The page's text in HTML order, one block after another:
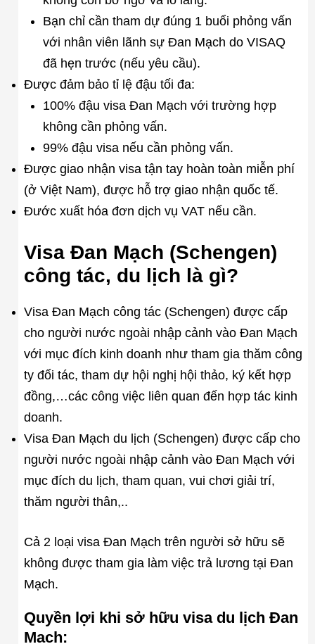
Bạn chỉ cần tham dự đúng 1 buổi phỏng vấn
với nhân viên lãnh sự Đan Mạch do VISAQ
đã hẹn trước (nếu yêu cầu).
Được đảm bảo tỉ lệ đậu tối đa:
100% đậu visa Đan Mạch với trường hợp
không cần phỏng vấn.
99% đậu visa nếu cần phỏng vấn.
Được giao nhận visa tận tay hoàn toàn miễn phí
(ở Việt Nam), được hỗ trợ giao nhận quốc tế.
Đước xuất hóa đơn dịch vụ VAT nếu cần.
Visa Đan Mạch (Schengen)
công tác, du lịch là gì?
Visa Đan Mạch công tác (Schengen) được cấp
cho người nước ngoài nhập cảnh vào Đan Mạch
với mục đích kinh doanh như tham gia thăm công
ty đối tác, tham dự hội nghị hội thảo, ký kết hợp
đồng,…các công việc liên quan đến hợp tác kinh
doanh.
Visa Đan Mạch du lịch (Schengen) được cấp cho
người nước ngoài nhập cảnh vào Đan Mạch với
mục đích du lịch, tham quan, vui chơi giải trí,
thăm người thân,..
Cả 2 loại visa Đan Mạch trên người sở hữu sẽ
không được tham gia làm việc trả lương tại Đan
Mạch.
Quyền lợi khi sở hữu visa du lịch Đan
Mạch: